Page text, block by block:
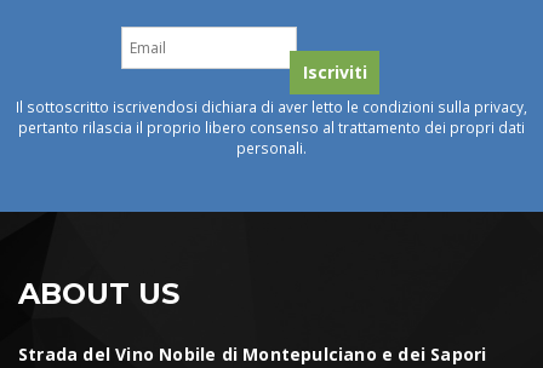
Il sottoscritto iscrivendosi dichiara di aver letto le condizioni sulla privacy,
pertanto rilascia il proprio libero consenso al trattamento dei propri dati
personali.
ABOUT US
Strada del Vino Nobile di Montepulciano e dei Sapori